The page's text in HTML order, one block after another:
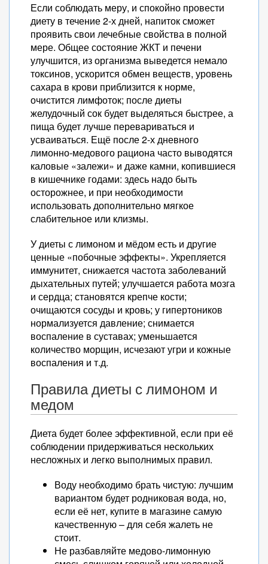
Если соблюдать меру, и спокойно провести
диету в течение 2-х дней, напиток сможет
проявить свои лечебные свойства в полной
мере. Общее состояние ЖКТ и печени
улучшится, из организма выведется немало
токсинов, ускорится обмен веществ, уровень
сахара в крови приблизится к норме,
очистится лимфоток; после диеты
желудочный сок будет выделяться быстрее, а
пища будет лучше перевариваться и
усваиваться. Ещё после 2-х дневного
лимонно-медового рациона часто выводятся
каловые «залежи» и даже камни, копившиеся
в кишечнике годами: здесь надо быть
осторожнее, и при необходимости
использовать дополнительно мягкое
слабительное или клизмы.
У диеты с лимоном и мёдом есть и другие
ценные «побочные эффекты». Укрепляется
иммунитет, снижается частота заболеваний
дыхательных путей; улучшается работа мозга
и сердца; становятся крепче кости;
очищаются сосуды и кровь; у гипертоников
нормализуется давление; снимается
воспаление в суставах; уменьшается
количество морщин, исчезают угри и кожные
воспаления и т.д.
Правила диеты с лимоном и
медом
Диета будет более эффективной, если при её
соблюдении придерживаться нескольких
несложных и легко выполнимых правил.
Воду необходимо брать чистую: лучшим
вариантом будет родниковая вода, но,
если её нет, купите в магазине самую
качественную – для себя жалеть не
стоит.
Не разбавляйте медово-лимонную